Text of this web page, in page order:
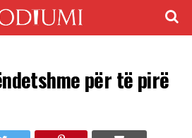
për të pirë